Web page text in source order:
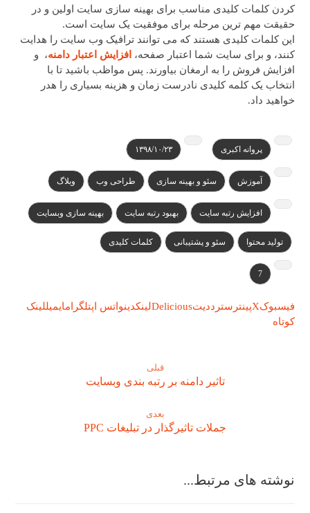
کردن کلمات کلیدی مناسب برای بهینه سازی سایت اولین و در
حقیقت مهم ترین مرحله برای موفقیت یک سایت است.
این کلمات کلیدی هستند که می توانند ترافیک وب سایت را هدایت
کنند، و برای سایت شما اعتبار صفحه، افزایش اعتبار دامنه، و
افزایش فروش را به ارمغان بیاورند. پس مواظب باشید تا با
انتخاب یک کلمه کلیدی نادرست زمان و هزینه بسیاری را هدر
خواهید داد.
پروانه اکبری ۱۳۹۸/۱۰/۲۳
آموزش سئو و بهینه سازی طراحی وب وبلاگ
افزایش رتبه سایت بهبود رتبه سایت بهینه سازی وبسایت
تولید محتوا سئو و پشتیبانی کلمات کلیدی
7
فیسبوکXپینترسترددیتDeliciousلینکدینواتس اپتلگرامایمیللینک
کوتاه
قبلی
تاثیر دامنه بر رتبه بندی وبسایت
بعدی
جملات تاثیرگذار در تبلیغات PPC
نوشته های مرتبط...